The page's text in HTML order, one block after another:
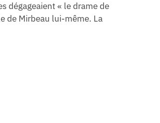
dégageaient « le drame de
de Mirbeau lui-même. La